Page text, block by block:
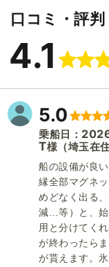
口コミ・評判
4.1
5.0
乗船日：
T様 （埼玉在住
船の設備が良
縁全部マグネ
めどなく出る
減…等）と、始
用と分けてく
が終わったら
が貰えます。